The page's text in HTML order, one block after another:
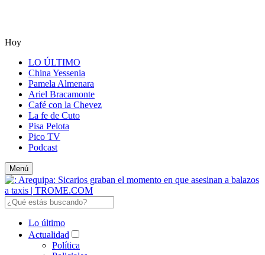
Hoy
LO ÚLTIMO
China Yessenia
Pamela Almenara
Ariel Bracamonte
Café con la Chevez
La fe de Cuto
Pisa Pelota
Pico TV
Podcast
Menú
Lo último
Actualidad
Política